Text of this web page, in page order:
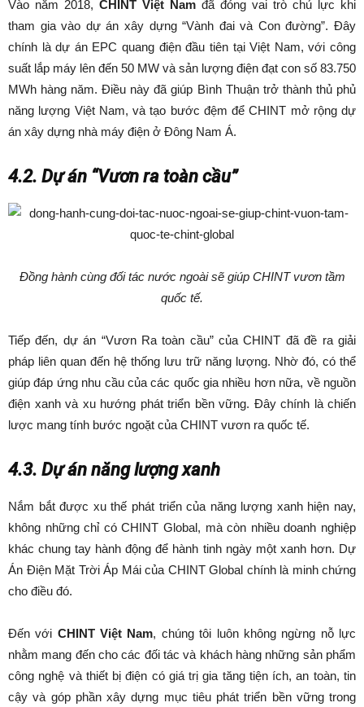
Vào năm 2018, CHINT Việt Nam đã đóng vai trò chủ lực khi
tham gia vào dự án xây dựng “Vành đai và Con đường”. Đây
chính là dự án EPC quang điện đầu tiên tại Việt Nam, với công
suất lắp máy lên đến 50 MW và sản lượng điện đạt con số 83.750
MWh hàng năm. Điều này đã giúp Bình Thuận trở thành thủ phủ
năng lượng Việt Nam, và tạo bước đệm để CHINT mở rộng dự
án xây dựng nhà máy điện ở Đông Nam Á.
4.2. Dự án “Vươn ra toàn cầu”
Đồng hành cùng đối tác nước ngoài sẽ giúp CHINT vươn tầm
quốc tế.
Tiếp đến, dự án “Vươn Ra toàn cầu” của CHINT đã đề ra giải
pháp liên quan đến hệ thống lưu trữ năng lượng. Nhờ đó, có thể
giúp đáp ứng nhu cầu của các quốc gia nhiều hơn nữa, về nguồn
điện xanh và xu hướng phát triển bền vững. Đây chính là chiến
lược mang tính bước ngoặt của CHINT vươn ra quốc tế.
4.3. Dự án năng lượng xanh
Nắm bắt được xu thế phát triển của năng lượng xanh hiện nay,
không những chỉ có CHINT Global, mà còn nhiều doanh nghiệp
khác chung tay hành động để hành tinh ngày một xanh hơn. Dự
Án Điện Mặt Trời Áp Mái của CHINT Global chính là minh chứng
cho điều đó.
Đến với CHINT Việt Nam, chúng tôi luôn không ngừng nỗ lực
nhằm mang đến cho các đối tác và khách hàng những sản phẩm
công nghệ và thiết bị điện có giá trị gia tăng tiện ích, an toàn, tin
cậy và góp phần xây dựng mục tiêu phát triển bền vững trong